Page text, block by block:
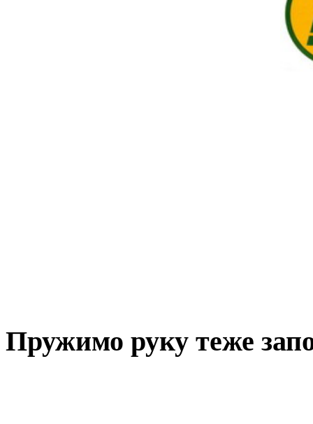
Пружимо руку теже